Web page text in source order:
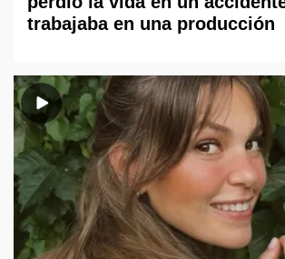
trabajaba en una producción